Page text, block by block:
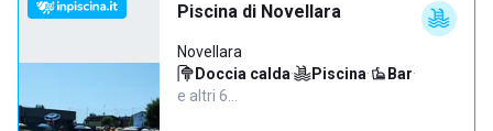
Piscina di Novellara
Novellara
Doccia calda· Piscina· Bar·
e altri 6…